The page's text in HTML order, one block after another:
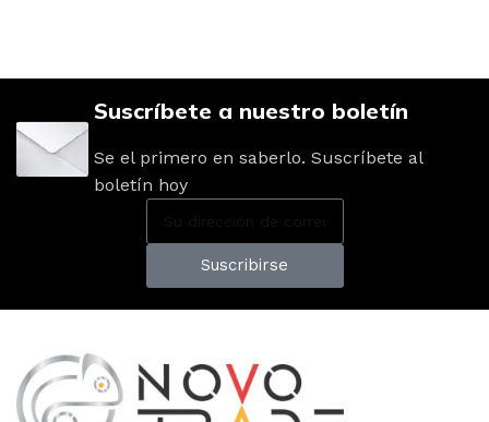
Suscríbete a nuestro boletín
Se el primero en saberlo. Suscríbete al
boletín hoy
Suscribirse